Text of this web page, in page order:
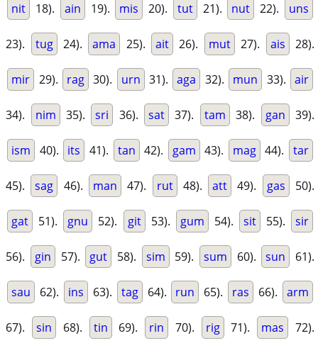
nit 18). ain 19). mis 20). tut 21). nut 22). uns
23). tug 24). ama 25). ait 26). mut 27). ais 28).
mir 29). rag 30). urn 31). aga 32). mun 33). air
34). nim 35). sri 36). sat 37). tam 38). gan 39).
ism 40). its 41). tan 42). gam 43). mag 44). tar
45). sag 46). man 47). rut 48). att 49). gas 50).
gat 51). gnu 52). git 53). gum 54). sit 55). sir
56). gin 57). gut 58). sim 59). sum 60). sun 61).
sau 62). ins 63). tag 64). run 65). ras 66). arm
67). sin 68). tin 69). rin 70). rig 71). mas 72).